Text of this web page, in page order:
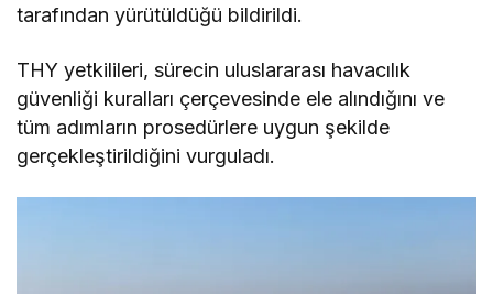
tarafından yürütüldüğü bildirildi.
THY yetkilileri, sürecin uluslararası havacılık
güvenliği kuralları çerçevesinde ele alındığını ve
tüm adımların prosedürlere uygun şekilde
gerçekleştirildiğini vurguladı.